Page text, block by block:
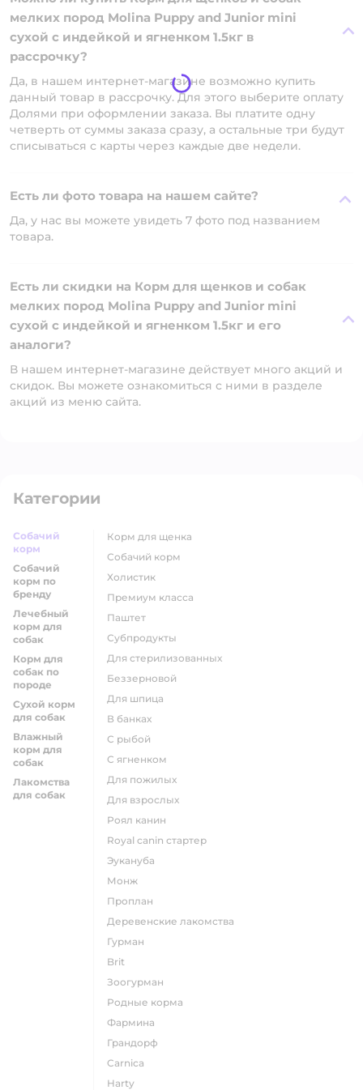
мелких пород Molina Puppy and Junior mini
сухой с индейкой и ягненком 1.5кг в
рассрочку?
Да, в нашем интернет-магазине возможно купить
данный товар в рассрочку. Для этого выберите оплату
Долями при оформлении заказа. Вы платите одну
четверть от суммы заказа сразу, а остальные три будут
списываться с карты через каждые две недели.
Есть ли фото товара на нашем сайте?
Да, у нас вы можете увидеть 7 фото под названием
товара.
Есть ли скидки на Корм для щенков и собак
мелких пород Molina Puppy and Junior mini
сухой с индейкой и ягненком 1.5кг и его
аналоги?
В нашем интернет-магазине действует много акций и
скидок. Вы можете ознакомиться с ними в разделе
акций из меню сайта.
Категории
Собачий
корм
Собачий
корм по
бренду
Лечебный
корм для
собак
Корм для
собак по
породе
Сухой корм
для собак
Влажный
корм для
собак
Лакомства
для собак
корм для щенка
собачий корм
холистик
премиум класса
паштет
субпродукты
для стерилизованных
беззерновой
для шпица
в банках
с рыбой
с ягненком
для пожилых
для взрослых
роял канин
Royal canin стартер
эукануба
монж
проплан
деревенские лакомства
гурман
brit
зоогурман
родные корма
фармина
грандорф
carnica
harty